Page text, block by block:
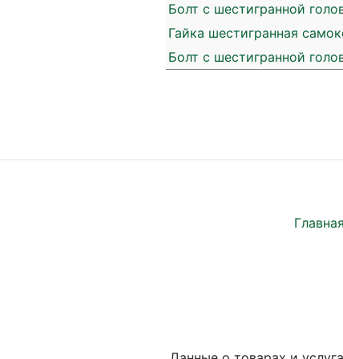
Болт с шестигранной
Гайка шестигранная
Болт с шестигранной
Главная